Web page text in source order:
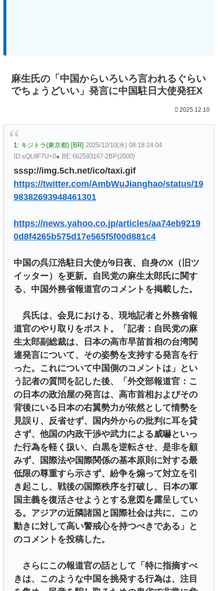
麻生氏の「中国からいろいろ言われるぐらい
でちょうどいい」発言に中国駐日大使発狂X
2025.12.10
1: キジトラ(東京都) [BR] 2025/12/10(水) 08:18:24.04
ID:sQL8F7U+0● BE:662593167-2BP(2000)
sssp://img.5ch.net/ico/taxi.gif
https://twitter.com/AmbWuJianghao/status/19
98382693948461301
https://news.yahoo.co.jp/articles/aa74eb9219
0d8f4265b575d17e565f5f00d881c4
中国の呉江浩駐日大使が9日夜、自身のX（旧ツ
イッター）を更新。自民党の麻生太郎氏に関す
る、中国外務省報道官のコメントを掲載した。
呉氏は、会見における、現地記者と外務省報
道官のやり取りをポスト。「記者：自民党の麻
生太郎副総裁は、日本の高市早苗首相の台湾関
連発言について、その姿勢を支持する発言を行
った。これについて中国側のコメントは」とい
う記者の質問を記した後、「外交部報道官：こ
の日本の政治屋の発言は、高市首相およびその
背後にいる日本の右翼勢力が依然として情勢を
見誤り、反省せず、国内外からの批判に耳を貸
さず、他国の内政干渉や武力による威嚇といっ
た行為を軽く扱い、白黒を逆転させ、是非を顧
みず、国際法や国際関係の基本原則に対する最
低限の尊重すら示さず、紛争を煽って対立を引
き起こし、戦後の国際秩序を打破し、日本の軍
国主義を復活させようとする意図を露呈してい
る。アジアの近隣諸国と国際社会は共に、この
動きに対して高い警戒心を持つべきである」と
のコメントを投稿した。
さらにこの報道官の話として「特に指摘すべ
きは、このような中国を挑発する行為は、注目